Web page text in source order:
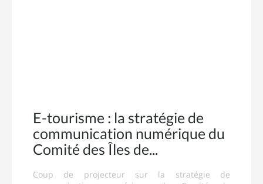
E-tourisme : la stratégie de
communication numérique du
Comité des Îles de
Coup de projecteur sur la stratégie de